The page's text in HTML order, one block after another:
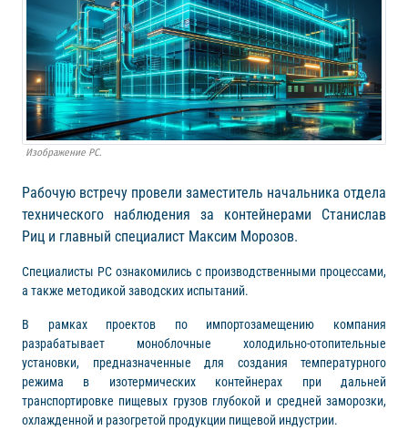
Изображение РС.
Рабочую встречу провели заместитель начальника отдела
технического наблюдения за контейнерами Станислав
Риц и главный специалист Максим Морозов.
Специалисты РС ознакомились с производственными процессами,
а также методикой заводских испытаний.
В рамках проектов по импортозамещению компания
разрабатывает моноблочные холодильно-отопительные
установки, предназначенные для создания температурного
режима в изотермических контейнерах при дальней
транспортировке пищевых грузов глубокой и средней заморозки,
охлажденной и разогретой продукции пищевой индустрии.